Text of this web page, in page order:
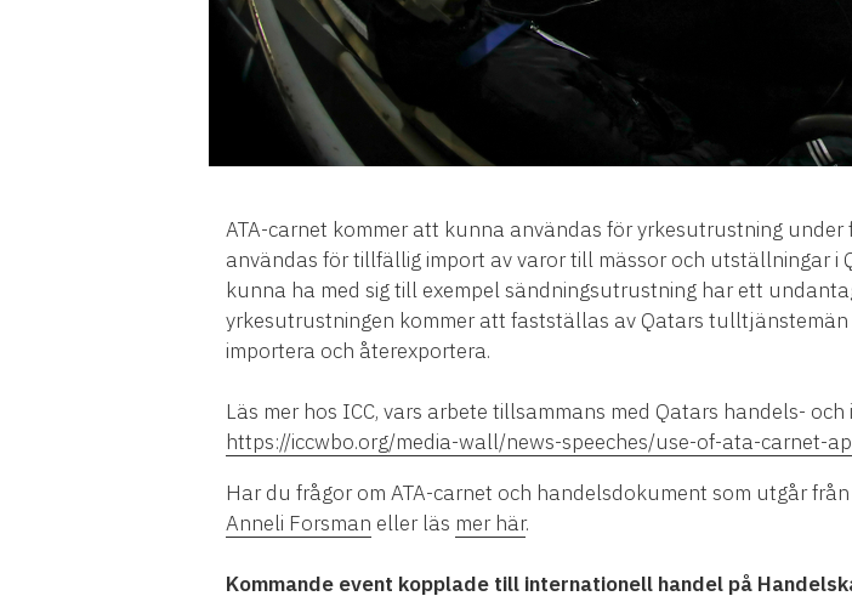
ATA-carnet kommer att kunna användas för yrkesutrustning
användas för tillfällig import av varor till mässor och utställningar i
kunna ha med sig till exempel sändningsutrustning har ett
yrkesutrustningen kommer att fastställas av Qatars
importera och återexportera.
Läs mer hos ICC, vars arbete tillsammans med Qatars handels-
https://iccwbo.org/media-wall/news-speeches/use-of-ata-carnet-
Har du frågor om ATA-carnet och handelsdokument som utgår
Anneli Forsman eller läs mer här.
Kommande event kopplade till internationell handel på